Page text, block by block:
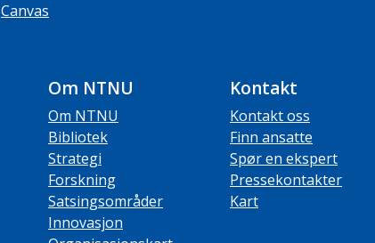
Canvas
Om NTNU
Om NTNU
Bibliotek
Strategi
Forskning
Satsingsområder
Innovasjon
Kontakt
Kontakt oss
Finn ansatte
Spør en ekspert
Pressekontakter
Kart